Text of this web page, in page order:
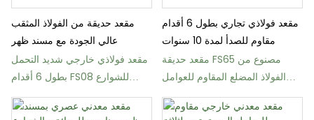
مقعد حديقة من الفولاذ المثقب
عالي الجودة مع مسند ظهر
مقعد فولاذي خارجي شديد التحمل
بطول 6 أقدام FS08 للشوارع
والمدارس
مقعد فولاذي تجاري بطول 6 أقدام
مقاوم للصدأ لمدة 10 سنوات
مقعد حديقة FS65 مصنوع من
الفولاذ المضلع المقاوم للعوامل
الجوية، مناسب للأثاث الحضري